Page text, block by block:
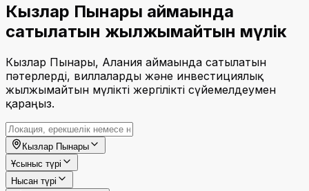
Кызлар Пынары аймағында
сатылатын жылжымайтын мүлік
Кызлар Пынары, Алания аймағында сатылатын
пәтерлерді, виллаларды және инвестициялық
жылжымайтын мүлікті жергілікті сүйемелдеумен
қараңыз.
Кызлар Пынары
Ұсыныс түрі
Нысан түрі